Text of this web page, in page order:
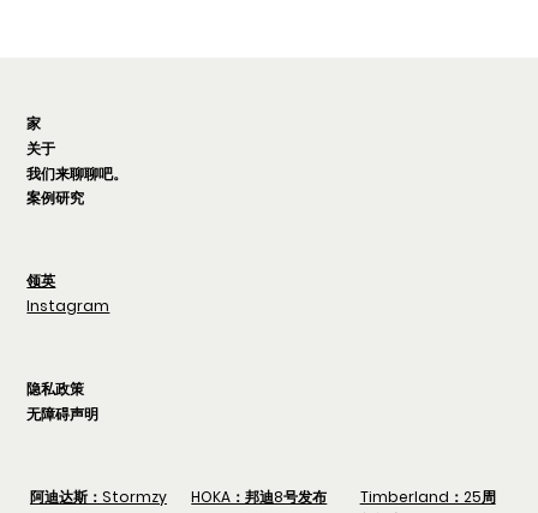
家
关于
我们来聊聊吧。
案例研究
领英
Instagram
隐私政策
无障碍声明
阿迪达斯：Stormzy
HOKA：邦迪8号发布
Timberland：25周